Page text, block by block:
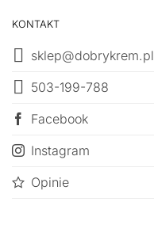
KONTAKT
sklep@dobrykrem.pl
503-199-788
Facebook
Instagram
Opinie